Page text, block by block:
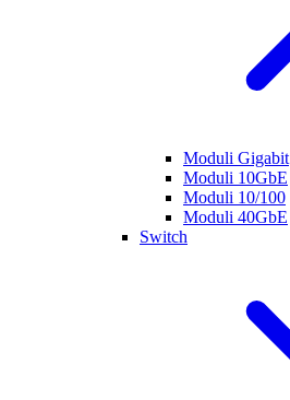
Moduli Gigabit
Moduli 10GbE
Moduli 10/100
Moduli 40GbE
Switch